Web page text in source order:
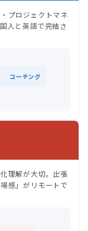
プロジェクトマネ
人と英語で完結さ
コーチング
理解が大切。出張
感」がリモートで